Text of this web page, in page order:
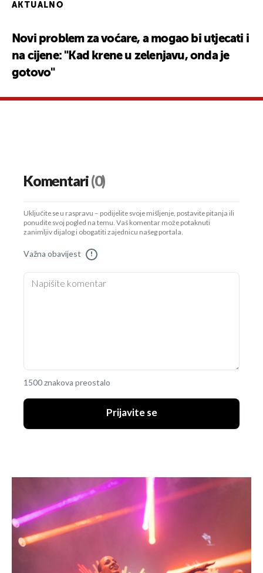
AKTUALNO
Novi problem za voćare, a mogao bi utjecati i
na cijene: "Kad krene u zelenjavu, onda je
gotovo"
Komentari(0)
Uključite se u raspravu – podijelite svoje mišljenje, postavite pitanja ili
ponudite svoj pogled na temu. Vaš komentar može potaknuti
zanimljiv dijalog i obogatiti zajednicu našeg portala.
Važna obavijest !
1500 znakova preostalo
Prijavite se